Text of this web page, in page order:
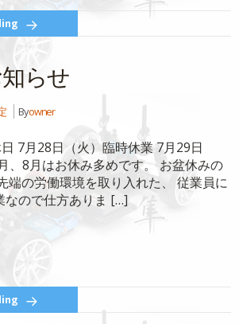
らせ
Byowner
7月28日（火）臨時休業 7月29日
、8月はお休み多めです。 お盆休みの
端の労働環境を取り入れた、 従業員に
なので仕方ありま […]